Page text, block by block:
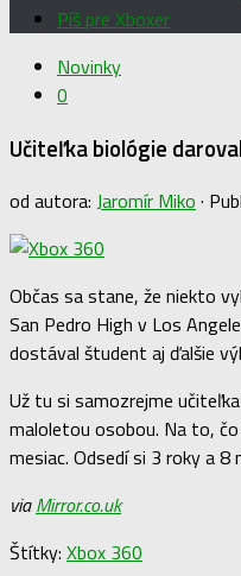
Píš pre Xboxer
Novinky
0
Učiteľka biológie
od autora: Jaromír Miko ·
Občas sa stane, že niekto
San Pedro High v Los
dostával študent aj ďalšie
Už tu si samozrejme
maloletou osobou. Na to,
mesiac. Odsedí si 3 roky a
viaMirror.co.uk
Štítky: Xbox 360